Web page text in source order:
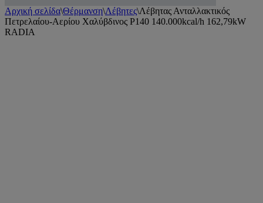
Αρχική σελίδα\Θέρμανση\Λέβητες\Λέβητας Ανταλλακτικός
Πετρελαίου-Αερίου Χαλύβδινος P140 140.000kcal/h 162,79kW
RADIA